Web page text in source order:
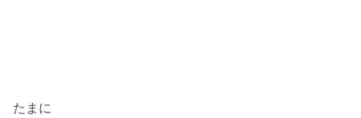
たまに